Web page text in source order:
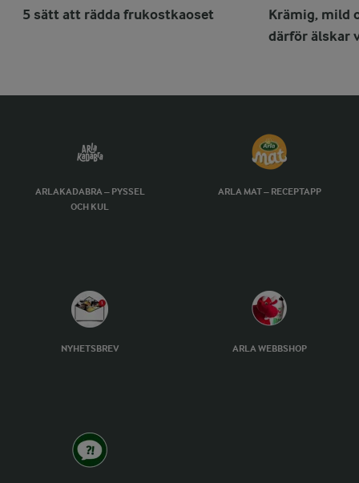
5 sätt att rädda frukostkaoset
Krämig, mild
därför älskar
ARLAKADABRA – PYSSEL
OCH KUL
ARLA MAT – RECEPTAPP
NYHETSBREV ARLA WEBBSHOP